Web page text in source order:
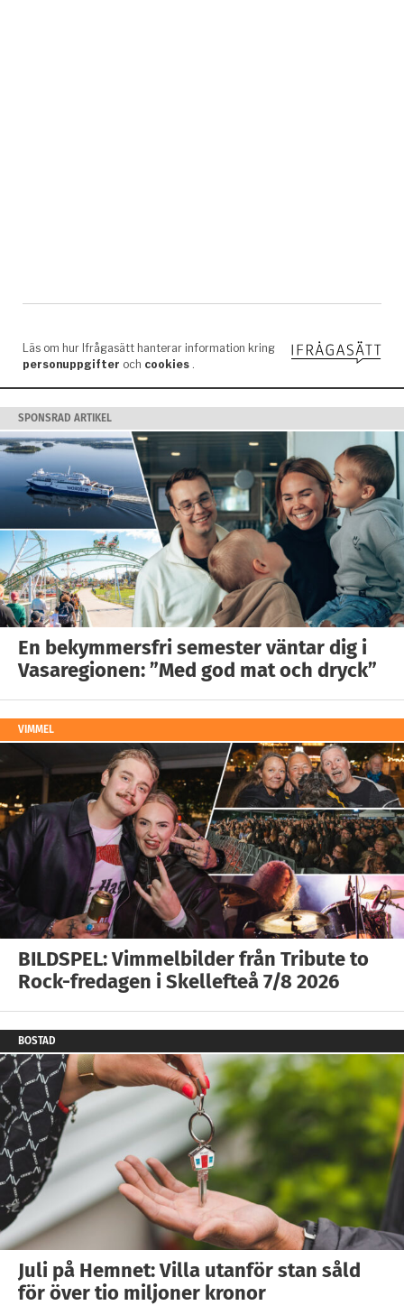
SPONSRAD ARTIKEL
En bekymmersfri semester väntar dig i
Vasaregionen: ”Med god mat och dryck”
VIMMEL
BILDSPEL: Vimmelbilder från Tribute to
Rock-fredagen i Skellefteå 7/8 2026
BOSTAD
Juli på Hemnet: Villa utanför stan såld
för över tio miljoner kronor